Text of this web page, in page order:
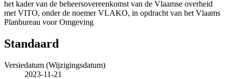
het kader van de beheersovereenkomst van de Vlaamse overheid
met VITO, onder de noemer VLAKO, in opdracht van het Vlaams
Planbureau voor Omgeving
Standaard
Versiedatum (Wijzigingsdatum)
2023-11-21